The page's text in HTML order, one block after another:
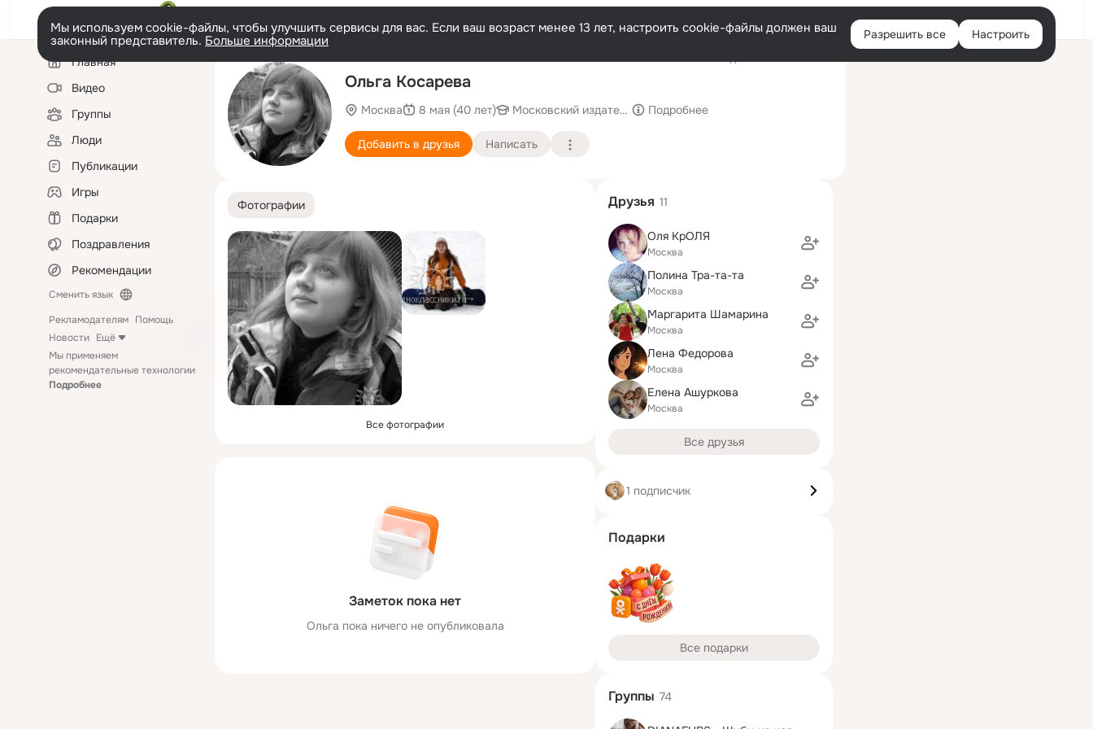
Войти
Мы используем cookie-файлы, чтобы улучшить сервисы для вас. Если ваш возраст менее 13 лет, настроить cookie-файлы должен ваш
законный представитель. Больше информации Разрешить все Настроить
Левая
колонкаГлавная
Видео
Группы
Люди
Публикации
Игры
Подарки
Поздравления
Рекомендации
Сменить язык
Рекламодателям Помощь
Новости Ещё
Мы применяем
рекомендательные технологии
Подробнее
Ольга Косарева
Москва 8 мая (40 лет) Московский издательско-полиграфический колледж им. Ивана Федорова
Подробнее
Добавить в друзья Написать
Фотографии
Все фотографии
Заметок пока нет
Ольга пока ничего не опубликовала
Друзья 11
Оля КрОЛЯ
Москва
Полина Тра-та-та
Москва
Маргарита Шамарина
Москва
Лена Федорова
Москва
Елена Ашуркова
Москва
Все друзья
1 подписчик
Подарки
Все подарки
Группы 74